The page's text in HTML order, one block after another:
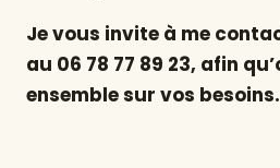
Je vous invite à me
au 06 78 77 89 23, afin
ensemble sur vos besoins.